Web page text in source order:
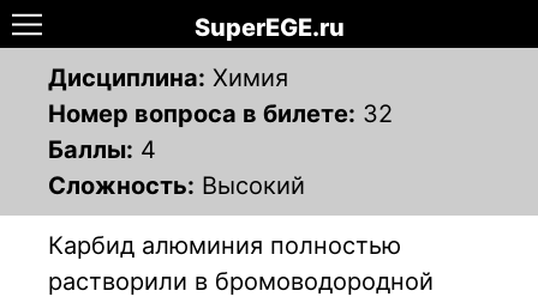
SuperEGE.ru
Дисциплина: Химия
Номер вопроса в билете: 32
Баллы: 4
Сложность: Высокий
Карбид алюминия полностью
растворили в бромоводородной